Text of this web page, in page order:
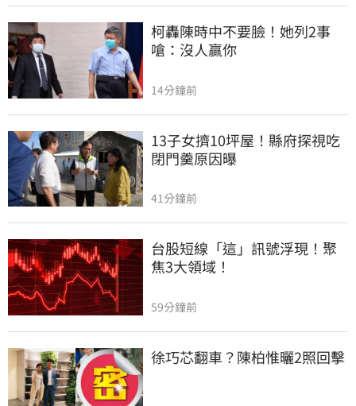
柯轟陳時中不要臉！她列2事
嗆：沒人贏你
14分鐘前
13子女擠10坪屋！縣府探視吃
閉門羹原因曝
41分鐘前
台股短線「這」訊號浮現！聚
焦3大領域！
59分鐘前
徐巧芯翻車？陳柏惟曬2照回擊